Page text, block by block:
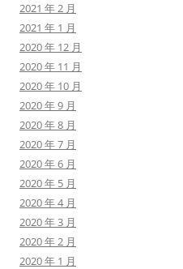
2021 年 2 月
2021 年 1 月
2020 年 12 月
2020 年 11 月
2020 年 10 月
2020 年 9 月
2020 年 8 月
2020 年 7 月
2020 年 6 月
2020 年 5 月
2020 年 4 月
2020 年 3 月
2020 年 2 月
2020 年 1 月